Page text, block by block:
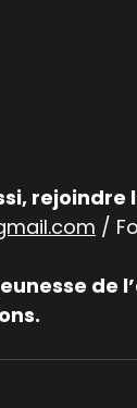
rejoindre
/
de